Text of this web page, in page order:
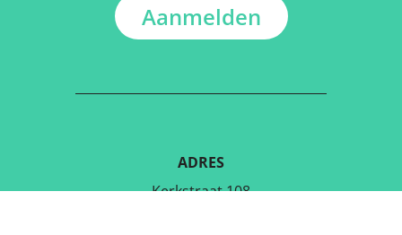
Aanmelden
ADRES
Kerkstraat 108